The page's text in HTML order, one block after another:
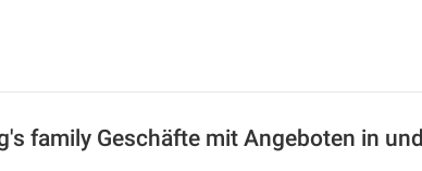
family Geschäfte mit Angeboten in